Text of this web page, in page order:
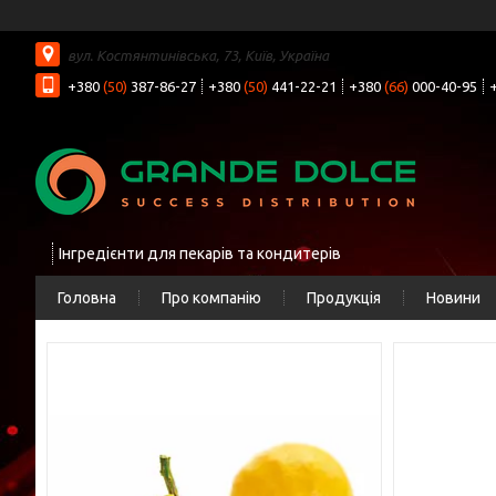
вул. Костянтинівська, 73, Київ, Україна
+380 (50) 387-86-27 +380 (50) 441-22-21 +380 (66) 000-40-95
Інгредієнти для пекарів та кондитерів
Головна Про компанію Продукція Новини